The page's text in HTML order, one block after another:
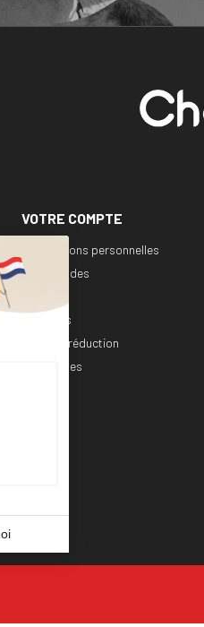
VOTRE COMPTE
Informations personnelles
Commandes
Adresses
Bons de réduction
Mes alertes